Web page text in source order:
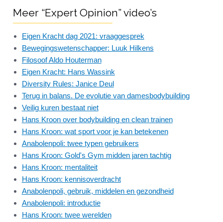
Meer “Expert Opinion” video’s
Eigen Kracht dag 2021: vraaggesprek
Bewegingswetenschapper: Luuk Hilkens
Filosoof Aldo Houterman
Eigen Kracht: Hans Wassink
Diversity Rules: Janice Deul
Terug in balans. De evolutie van damesbodybuilding
Veilig kuren bestaat niet
Hans Kroon over bodybuilding en clean trainen
Hans Kroon: wat sport voor je kan betekenen
Anabolenpoli: twee typen gebruikers
Hans Kroon: Gold's Gym midden jaren tachtig
Hans Kroon: mentaliteit
Hans Kroon: kennisoverdracht
Anabolenpoli, gebruik, middelen en gezondheid
Anabolenpoli: introductie
Hans Kroon: twee werelden